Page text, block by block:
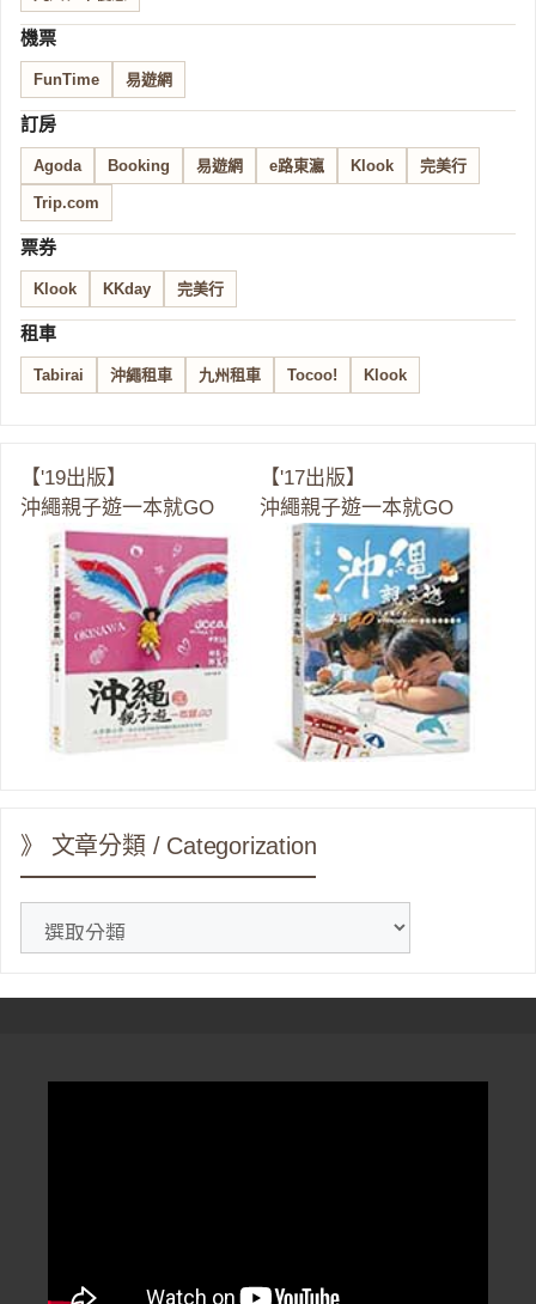
機票
FunTime 易遊網
訂房
Agoda Booking 易遊網 e路東瀛 Klook 完美行
Trip.com
票券
Klook KKday 完美行
租車
Tabirai 沖繩租車 九州租車 Tocoo! Klook
【'19出版】
沖繩親子遊一本就GO
【'17出版】
沖繩親子遊一本就GO
》 文章分類 / Categorization
分